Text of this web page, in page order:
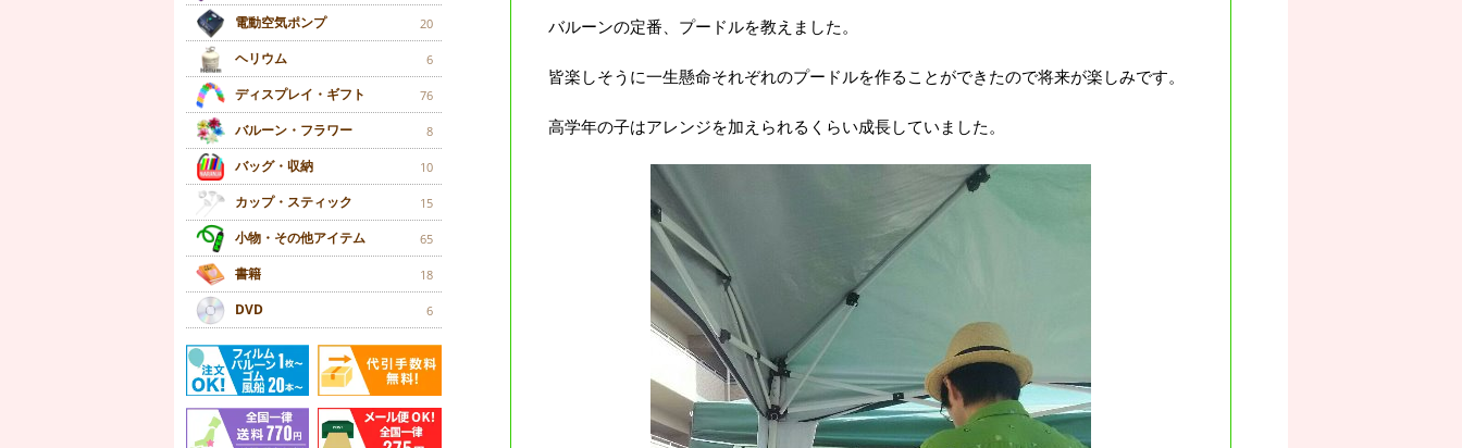
電動空気ポンプ 20
ヘリウム 6
ディスプレイ・ギフト 76
バルーン・フラワー 8
バッグ・収納 10
カップ・スティック 15
小物・その他アイテム 65
書籍 18
DVD 6
バルーンの定番、プードルを教えました。
皆楽しそうに一生懸命それぞれのプードルを作ることができたので将来が楽しみです。
高学年の子はアレンジを加えられるくらい成長していました。